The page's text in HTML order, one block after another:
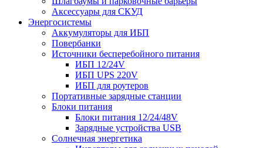
Аксессуары для СКУД
Энергосистемы
Аккумуляторы для ИБП
Повербанки
Источники бесперебойного питания
ИБП 12/24V
ИБП UPS 220V
ИБП для роутеров
Портативные зарядные станции
Блоки питания
Блоки питания 12/24/48V
Зарядные устройства USB
Солнечная энергетика